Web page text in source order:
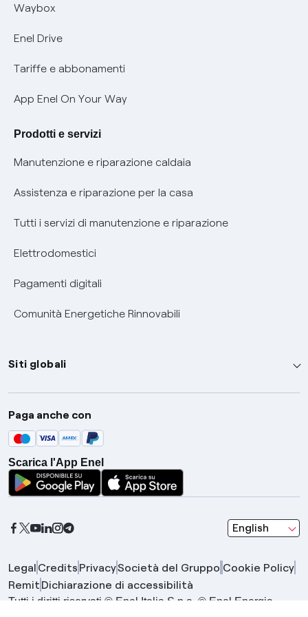
Informativa Privacy AI
Offerta Tutela Vulnerabilità Gas
Mobilità Elettrica
Phishing e truffe online
Verifica chi ti ha chiamato
Agevolazione utenti con disabilità per offerte Fibra
Informativa RAEE
Waybox
Enel Drive
Tariffe e abbonamenti
App Enel On Your Way
Prodotti e servizi
Manutenzione e riparazione caldaia
Assistenza e riparazione per la casa
Tutti i servizi di manutenzione e riparazione
Elettrodomestici
Pagamenti digitali
Comunità Energetiche Rinnovabili
Siti globali
Enel Group
Enel Green Power
Global Trading
Global Procurement
Gridspertise
Paga anche con
Scarica l'App Enel
English
seleziona una
Legal Credits PrivacySocietà del Gruppo Cookie Policy
Remit Dichiarazione di accessibilità
Tutti i diritti riservati © Enel Italia S.p.a. © Enel Energia